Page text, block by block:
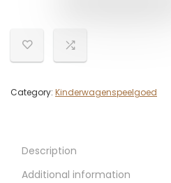
Category: Kinderwagenspeelgoed
Description
Additional information